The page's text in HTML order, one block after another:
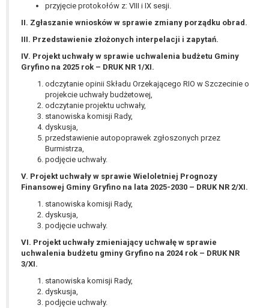
przyjęcie protokołów z: VIII i IX sesji.
II. Zgłaszanie wniosków w sprawie zmiany porządku obrad.
III. Przedstawienie złożonych interpelacji i zapytań.
IV. Projekt uchwały w sprawie uchwalenia budżetu Gminy
Gryfino na 2025 rok – DRUK NR 1/XI.
odczytanie opinii Składu Orzekającego RIO w Szczecinie o
projekcie uchwały budżetowej,
odczytanie projektu uchwały,
stanowiska komisji Rady,
dyskusja,
przedstawienie autopoprawek zgłoszonych przez
Burmistrza,
podjęcie uchwały.
V. Projekt uchwały w sprawie Wieloletniej Prognozy
Finansowej Gminy Gryfino na lata 2025-2030 – DRUK NR 2/XI.
stanowiska komisji Rady,
dyskusja,
podjęcie uchwały.
VI. Projekt uchwały zmieniający uchwałę w sprawie
uchwalenia budżetu gminy Gryfino na 2024 rok – DRUK NR
3/XI.
stanowiska komisji Rady,
dyskusja,
podjęcie uchwały.
wykonania zadania realizowanego w
interesie publicznym lub w ramach
powierzonej administratorowi bądź
niezbędność przetwarzania do celów
wynikających z prawnie
uzasadnionych interesów
realizowanych przez administratora
lub przez stronę trzecią.
Z przyczyn związanych z Pani/Pana
szczególną sytuacją. W razie wniesienia
sprzeciwu, administrator nie może już
przetwarzać tych danych osobowych, chyba
że wykaże on istnienie ważnych prawnie
uzasadnionych podstaw do przetwarzania,
nadrzędnych wobec interesów, praw i
wolności osoby, której dane dotyczą, lub
podstaw do ustalenia, dochodzenia lub
obrony roszczeń.
osobowych odbywa się na podstawie zgody osoby
na przetwarzanie danych osobowych (art. 6 ust. 1